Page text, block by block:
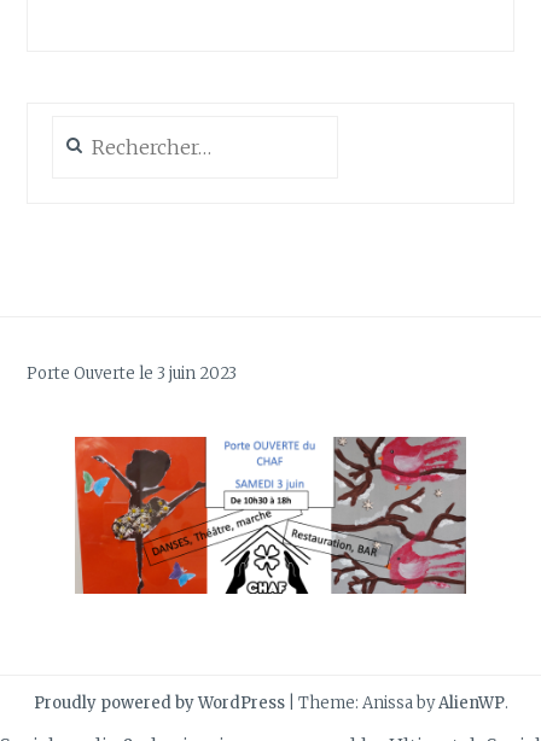
Porte Ouverte le 3 juin 2023
Proudly powered by WordPress Theme: Anissa byAlienWP.